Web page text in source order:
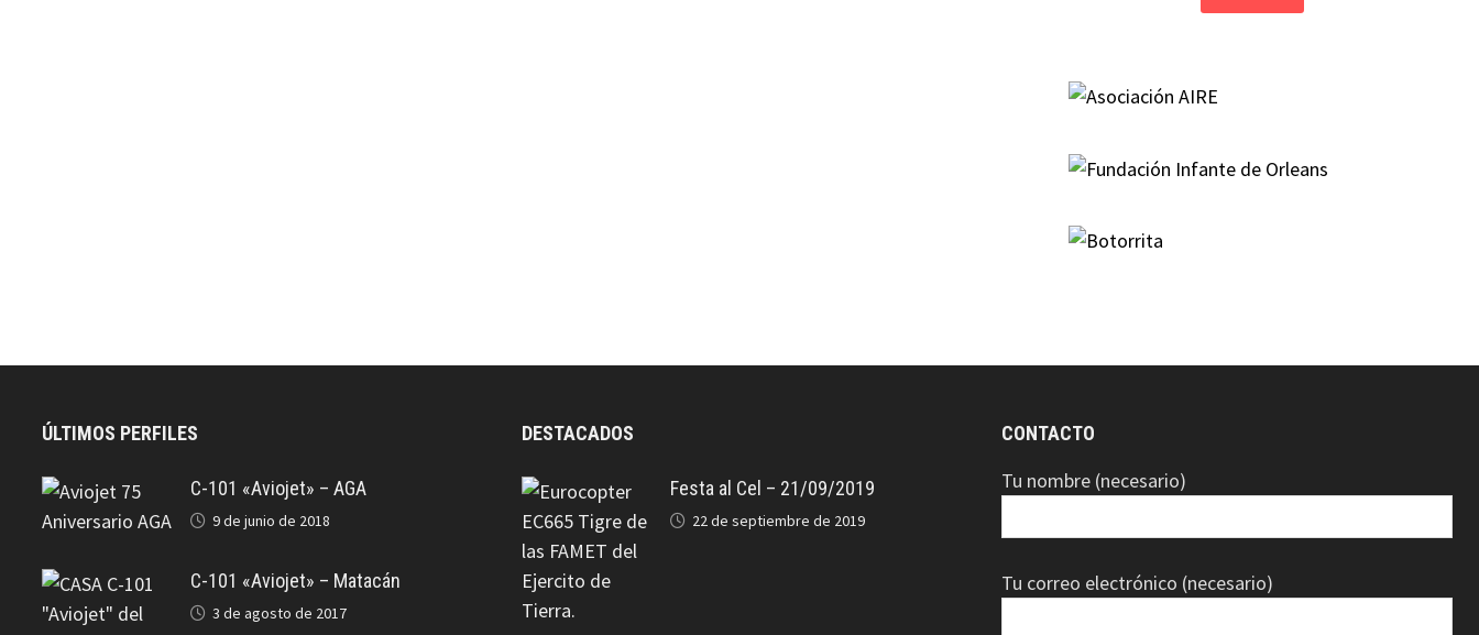
ÚLTIMOS PERFILES
C-101 «Aviojet» – AGA
9 de junio de 2018
C-101 «Aviojet» – Matacán
3 de agosto de 2017
DESTACADOS
Festa al Cel – 21/09/2019
22 de septiembre de 2019
CONTACTO
Tu nombre (necesario)
Tu correo electrónico (necesario)